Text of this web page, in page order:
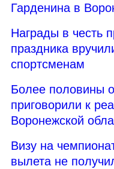
Гарденина в
Награды в честь
праздника
спортсменам
Более половины
приговорили к
Воронежской
Визу на
вылета не